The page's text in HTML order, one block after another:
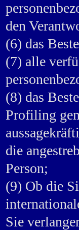
den
(6) das
(7) alle
(8) das
Profiling
die
Person;
(9) Ob die
Sie